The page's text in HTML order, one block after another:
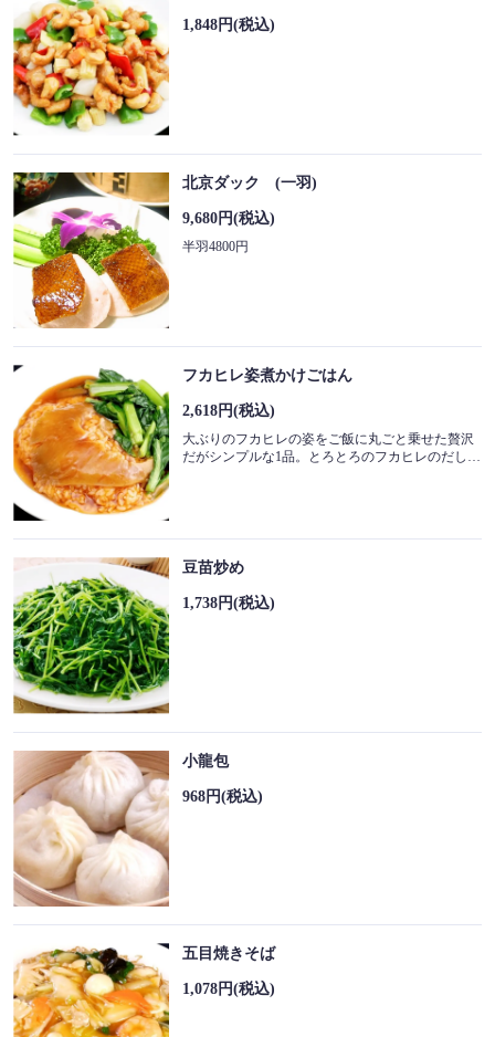
1,848円(税込)
北京ダック (一羽)
9,680円(税込)
半羽4800円
フカヒレ姿煮かけごはん
2,618円(税込)
大ぶりのフカヒレの姿をご飯に丸ごと乗せた贅沢
だがシンプルな1品。とろとろのフカヒレのだしを含んだスープとご飯の相性抜群！価格もフカヒレ丸ごとで1800円とお手頃。是非ご自身のご褒美もかねて召し上がって下さい♪
豆苗炒め
1,738円(税込)
小龍包
968円(税込)
五目焼きそば
1,078円(税込)